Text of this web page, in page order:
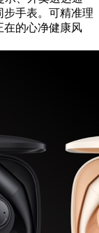
手表。可精准理
在的心净健康风